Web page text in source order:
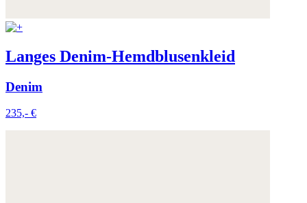
Langes Denim-Hemdblusenkleid
Denim
235,- €